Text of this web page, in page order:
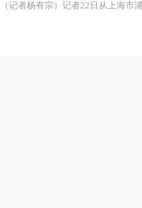
记者杨有宗）记者22日从上海市